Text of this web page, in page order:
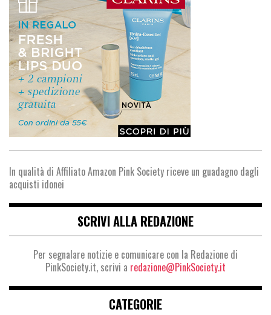
In qualità di Affiliato Amazon Pink Society riceve un guadagno dagli
acquisti idonei
SCRIVI ALLA REDAZIONE
Per segnalare notizie e comunicare con la Redazione di
PinkSociety.it, scrivi a redazione@PinkSociety.it
CATEGORIE